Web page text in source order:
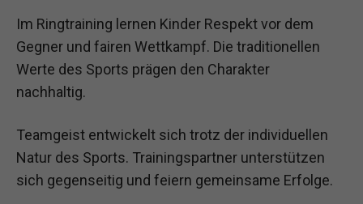
Im Ringtraining lernen Kinder Respekt vor dem
Gegner und fairen Wettkampf. Die traditionellen
Werte des Sports prägen den Charakter
nachhaltig.
Teamgeist entwickelt sich trotz der individuellen
Natur des Sports. Trainingspartner unterstützen
sich gegenseitig und feiern gemeinsame Erfolge.